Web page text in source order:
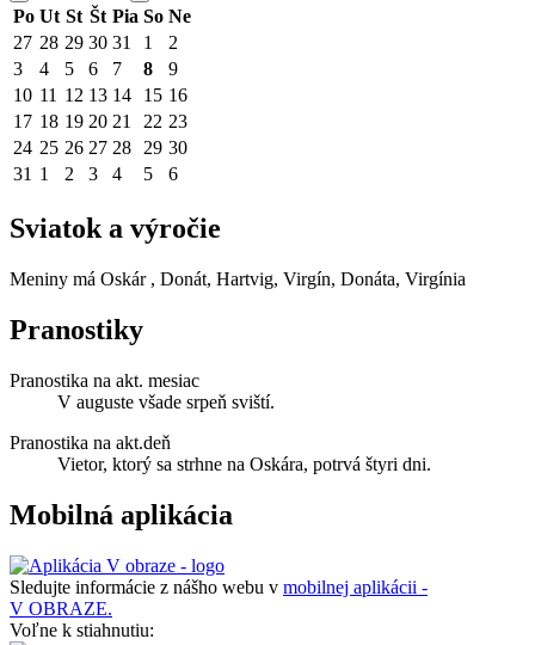
Po Ut St Št Pia So Ne
27 28 29 30 31 1
2
3
4 5 6 7 8
9
10 11 12 13 14 15 16
17 18 19 20 21 22 23
24 25 26 27 28 29 30
31 1 2 3 4 5 6
Sviatok a výročie
Meniny má Oskár , Donát, Hartvig, Virgín, Donáta, Virgínia
Pranostiky
Pranostika na akt. mesiac
V auguste všade srpeň sviští.
Pranostika na akt.deň
Vietor, ktorý sa strhne na Oskára, potrvá štyri dni.
Mobilná aplikácia
Sledujte informácie z nášho webu v mobilnej aplikácii -
V OBRAZE.
Voľne k stiahnutiu: